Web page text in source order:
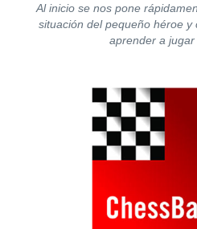
Al inicio se nos pone
situación del pequeño héroe
aprender a jugar